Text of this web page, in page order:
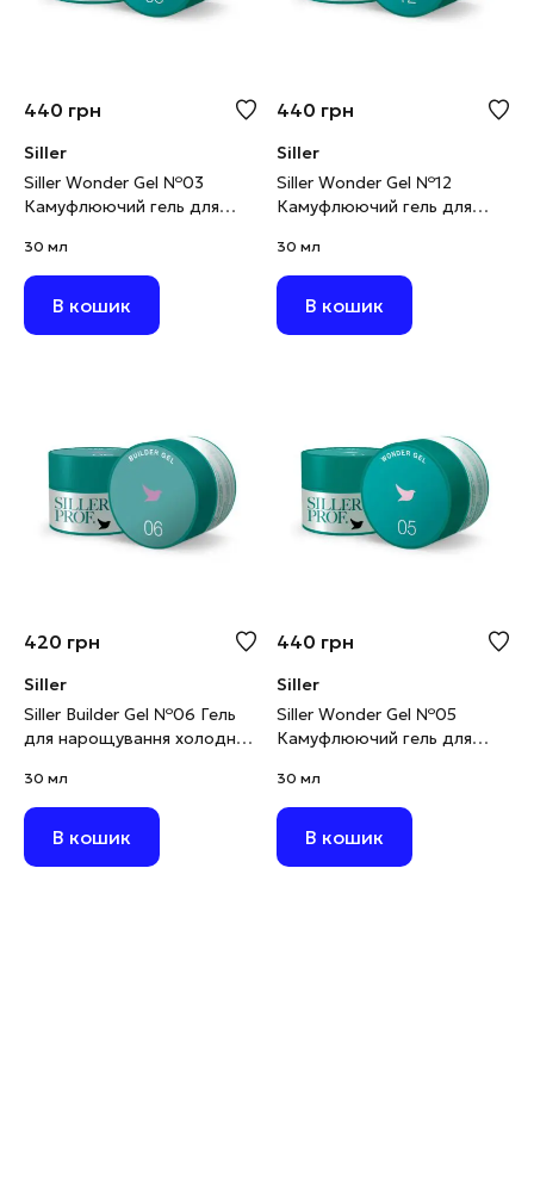
440 грн
Siller
Siller Wonder Gel №03
Камуфлюючий гель для
рожевий, 30 мл
30 мл
В кошик
440 грн
Siller
Siller Wonder Gel №12
Камуфлюючий гель для
мл
30 мл
В кошик
420 грн
Siller
Siller Builder Gel №06 Гель
для нарощування холодний
30 мл
В кошик
440 грн
Siller
Siller Wonder Gel №05
Камуфлюючий гель для
рожевий, 30 мл
30 мл
В кошик